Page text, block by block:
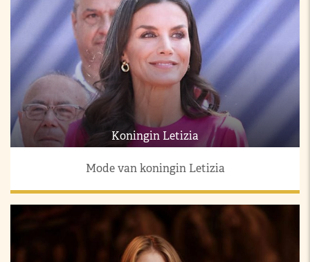
Koningin Letizia
Mode van koningin Letizia